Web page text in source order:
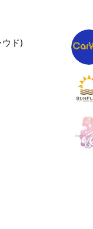
ド)